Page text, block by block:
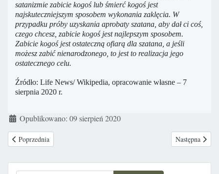
satanizmie zabicie kogoś lub śmierć kogoś jest
najskuteczniejszym sposobem wykonania zaklęcia. W
przypadku próby uzyskania aprobaty szatana, aby dał ci coś,
czego chcesz, zabicie kogoś jest najlepszym sposobem.
Zabicie kogoś jest ostateczną ofiarą dla szatana, a jeśli
możesz zabić nienarodzonego, to jest to realizacja jego
ostatecznego celu.
Źródło: Life News/ Wikipedia, opracowanie własne – 7
sierpnia 2020 r.
Szczegóły
Opublikowano: 09 sierpień 2020
Poprzednia strona: Obrońcy życia przyblokowali projekt ustawy
Poprzednia Następna
Następna